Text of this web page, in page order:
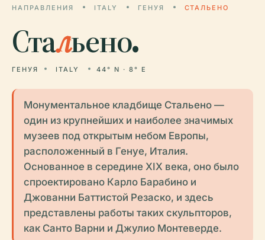
НАПРАВЛЕНИЯ ITALY ГЕНУЯ СТАЛЬЕНО
Стальено.
ГЕНУЯ ITALY 44° N · 8° E
Монументальное кладбище Стальено —
один из крупнейших и наиболее значимых
музеев под открытым небом Европы,
расположенный в Генуе, Италия.
Основанное в середине XIX века, оно было
спроектировано Карло Барабино и
Джованни Баттистой Резаско, и здесь
представлены работы таких скульпторов,
как Санто Варни и Джулио Монтеверде.